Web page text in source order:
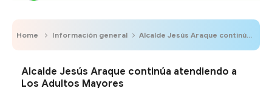
Home Información general Alcalde Jesús Araque continúa atendiendo a Los Adultos Mayores
Alcalde Jesús Araque continúa atendiendo a
Los Adultos Mayores